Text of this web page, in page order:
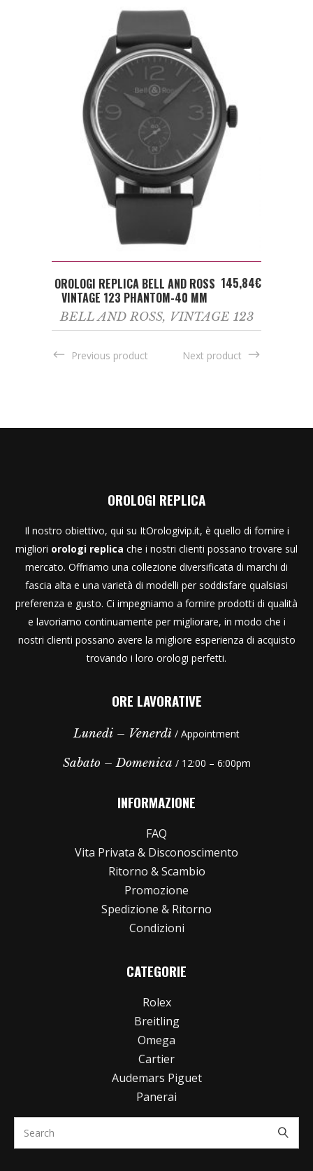
ADD TO CART
OROLOGI REPLICA BELL AND ROSS
VINTAGE 123 PHANTOM-40 MM
145,84€
BELL AND ROSS, VINTAGE 123
Previous product Next product
OROLOGI REPLICA
Il nostro obiettivo, qui su ItOrologivip.it, è quello di fornire i
migliori orologi replica che i nostri clienti possano trovare sul
mercato. Offriamo una collezione diversificata di marchi di
fascia alta e una varietà di modelli per soddisfare qualsiasi
preferenza e gusto. Ci impegniamo a fornire prodotti di qualità
e lavoriamo continuamente per migliorare, in modo che i
nostri clienti possano avere la migliore esperienza di acquisto
trovando i loro orologi perfetti.
ORE LAVORATIVE
Lunedi – Venerdì / Appointment
Sabato – Domenica / 12:00 – 6:00pm
INFORMAZIONE
FAQ
Vita Privata & Disconoscimento
Ritorno & Scambio
Promozione
Spedizione & Ritorno
Condizioni
CATEGORIE
Rolex
Breitling
Omega
Cartier
Audemars Piguet
Panerai